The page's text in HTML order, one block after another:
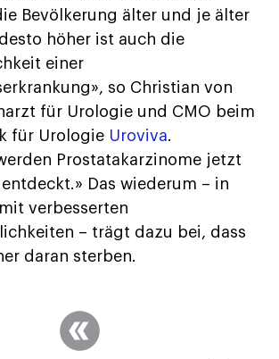
Bevölkerung älter und je älter
höher ist auch die
einer
so Christian von
für Urologie und CMO beim
für Urologie Uroviva.
Prostatakarzinome jetzt
Das wiederum – in
verbesserten
– trägt dazu bei, dass
daran sterben.